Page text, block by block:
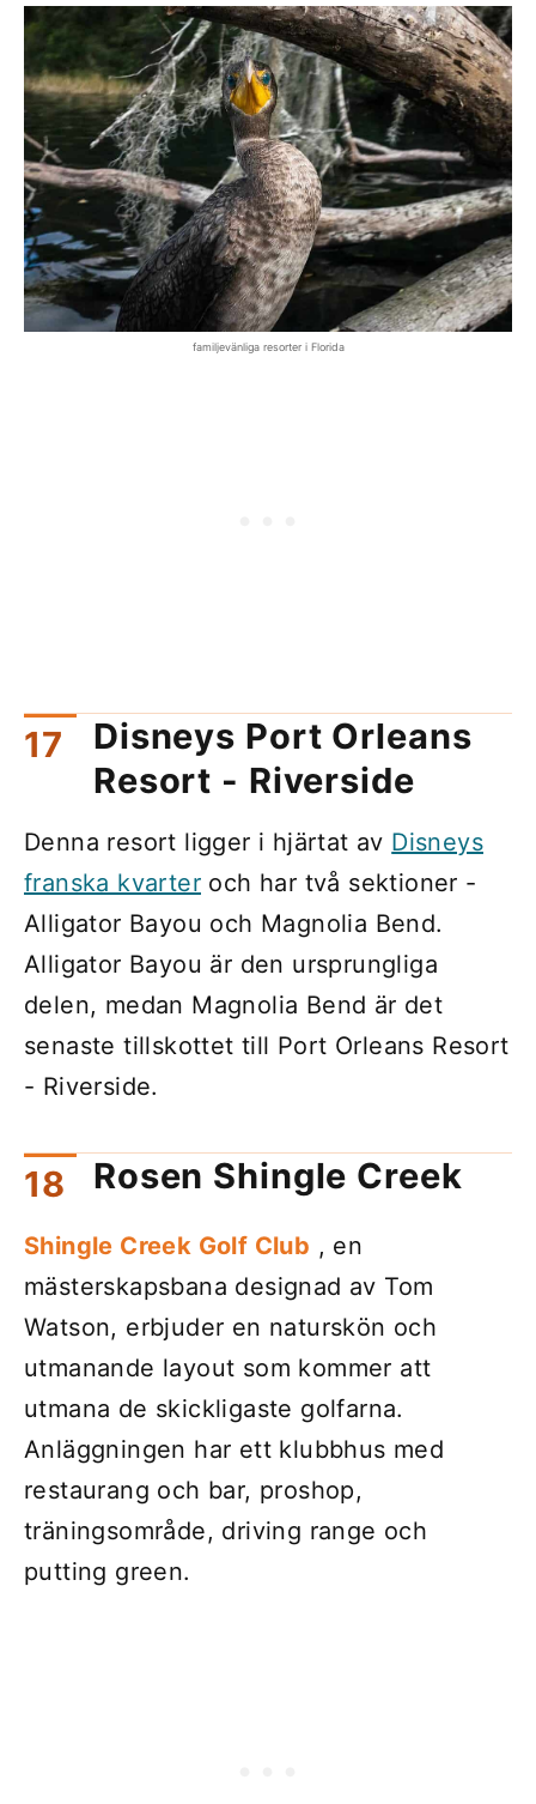
familjevänliga resorter i Florida
Disneys Port Orleans
Resort - Riverside
Denna resort ligger i hjärtat av Disneys
franska kvarter och har två sektioner -
Alligator Bayou och Magnolia Bend.
Alligator Bayou är den ursprungliga
delen, medan Magnolia Bend är det
senaste tillskottet till Port Orleans Resort
- Riverside.
Rosen Shingle Creek
Shingle Creek Golf Club , en
mästerskapsbana designad av Tom
Watson, erbjuder en naturskön och
utmanande layout som kommer att
utmana de skickligaste golfarna.
Anläggningen har ett klubbhus med
restaurang och bar, proshop,
träningsområde, driving range och
putting green.